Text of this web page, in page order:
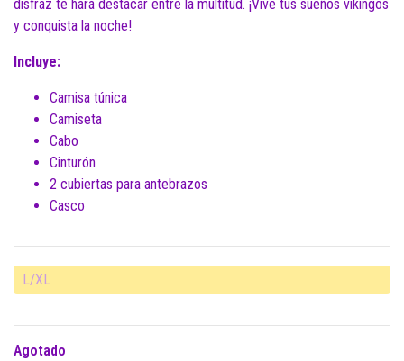
disfraz te hará destacar entre la multitud. ¡Vive tus sueños vikingos
y conquista la noche!
Incluye:
Camisa túnica
Camiseta
Cabo
Cinturón
2 cubiertas para antebrazos
Casco
L/XL
Agotado